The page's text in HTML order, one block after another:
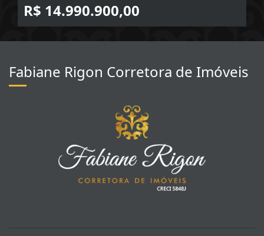
R$ 14.990.900,00
Fabiane Rigon Corretora de Imóveis